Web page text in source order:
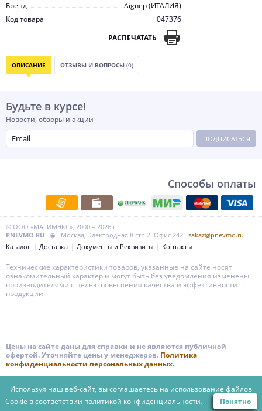
Бренд
Aignep (ИТАЛИЯ)
Код товара
047376
РАСПЕЧАТАТЬ
ОПИСАНИЕ ОТЗЫВЫ И ВОПРОСЫ (0)
Будьте в курсе!
Новости, обзоры и акции
ПОДПИСАТЬСЯ
Способы оплаты
© ООО «МАГИМЭКС», 2000 – 2026 г.
PNEVMO.RU –◉– Москва, Электродная 8 стр 2. Офис 242. zakaz@pnevmo.ru
Каталог
Доставка Документы и Реквизиты Контакты
Технические характеристики товаров, указанные на сайте носят
ознакомительный характер и могут быть без уведомления изменены
производителями с целью повышения качества и эффективности
продукции.
Цены на сайте даны для справки и не являются публичной
офертой. Уточняйте цены у менеджеров. Политика
конфиденциальности персональных данных.
Используя наш веб-сайт, вы соглашаетесь на использование файлов
Cookie в соответствии политикой конфиденциальности. Понятно